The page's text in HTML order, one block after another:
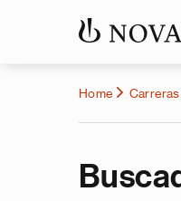
Home Carreras